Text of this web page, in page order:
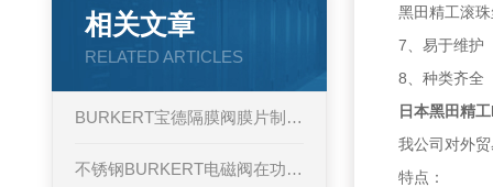
黑田精工滚
7、易于维护
8、种类齐全
日本黑田精
我公司对外
特点：
相关文章
RELATED ARTICLES
BURKERT宝德隔膜阀膜片制造工艺要点
不锈钢BURKERT电磁阀在功能上有着什么不一样的参数